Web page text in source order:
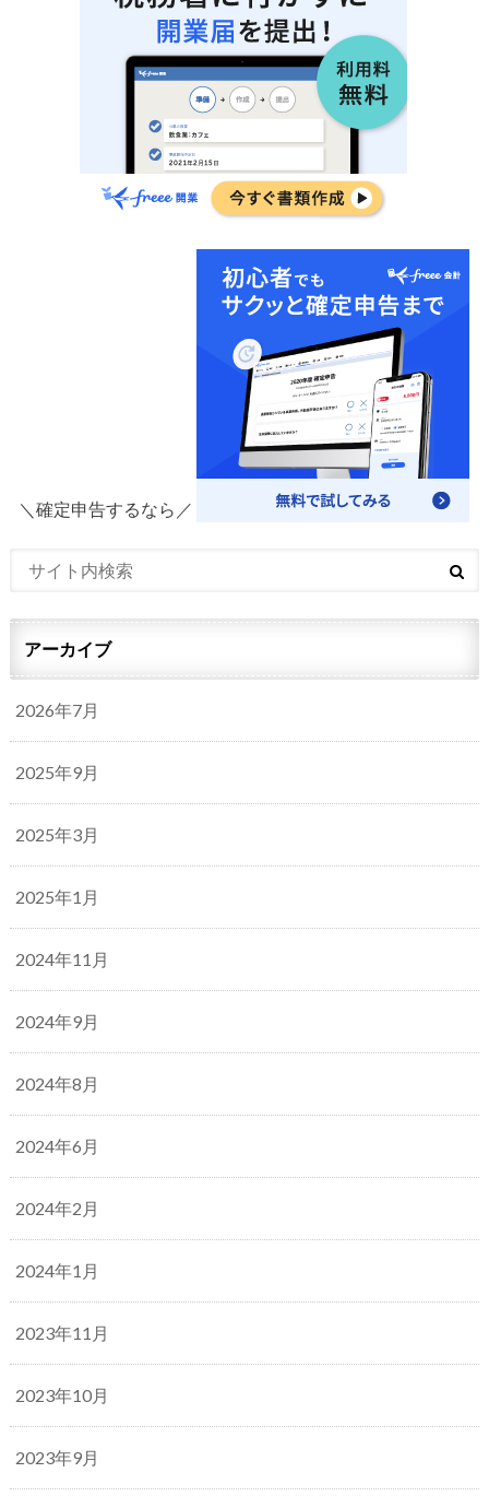
＼確定申告するなら／
アーカイブ
2026年7月
2025年9月
2025年3月
2025年1月
2024年11月
2024年9月
2024年8月
2024年6月
2024年2月
2024年1月
2023年11月
2023年10月
2023年9月